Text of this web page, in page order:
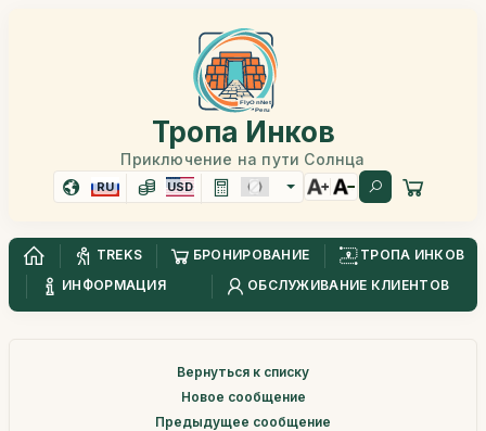
Тропа Инков
Приключение на пути Солнца
RU USD
TREKS БРОНИРОВАНИЕ
ТРОПА ИНКОВ
ИНФОРМАЦИЯ
ОБСЛУЖИВАНИЕ КЛИЕНТОВ
Вернуться к списку
Новое сообщение
Предыдущее сообщение